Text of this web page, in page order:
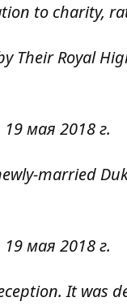
to charity,
Their Royal
19 мая 2018 г.
married
19 мая 2018 г.
It was